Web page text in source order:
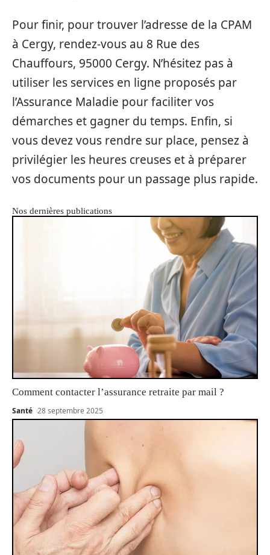
Pour finir, pour trouver l’adresse de la CPAM
à Cergy, rendez-vous au 8 Rue des
Chauffours, 95000 Cergy. N’hésitez pas à
utiliser les services en ligne proposés par
l’Assurance Maladie pour faciliter vos
démarches et gagner du temps. Enfin, si
vous devez vous rendre sur place, pensez à
privilégier les heures creuses et à préparer
vos documents pour un passage plus rapide.
Nos dernières publications
Comment contacter l’assurance retraite par mail ?
Santé 28 septembre 2025